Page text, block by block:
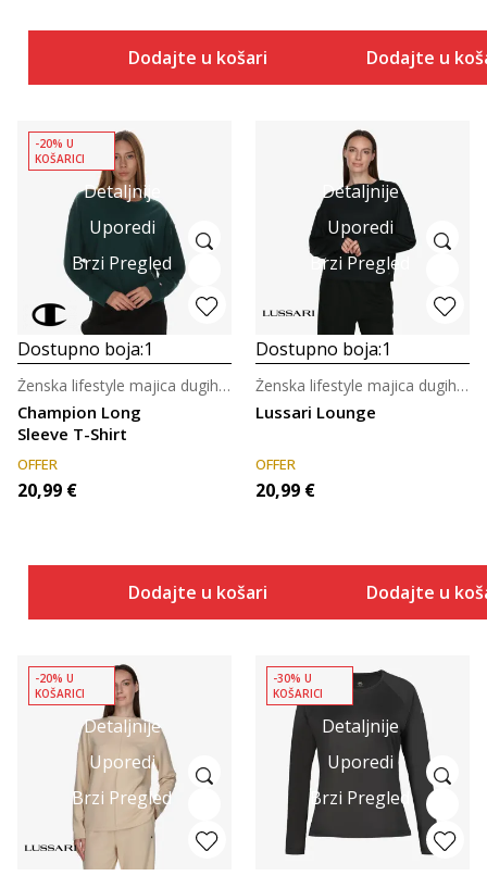
Dodajte u košaricu Dodajte u
Detaljnije
Uporedi
Brzi Pregled
-20% U
KOŠARICI
Dostupno boja:1
Champion Long
Sleeve T-Shirt
Ženska lifestyle majica dugih rukava
OFFER
20,99 €
Dodajte u košaricu
Detaljnije
Uporedi
Brzi Pregled
Dostupno boja:1
Lussari Lounge
Ženska lifestyle majica dugih rukava
OFFER
20,99 €
Dodajte u
Detaljnije
Uporedi
Brzi Pregled
-20% U
KOŠARICI
Detaljnije
Uporedi
Brzi Pregled
-30% U
KOŠARICI